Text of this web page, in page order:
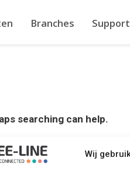
Wij
Branches Support
searching can help.